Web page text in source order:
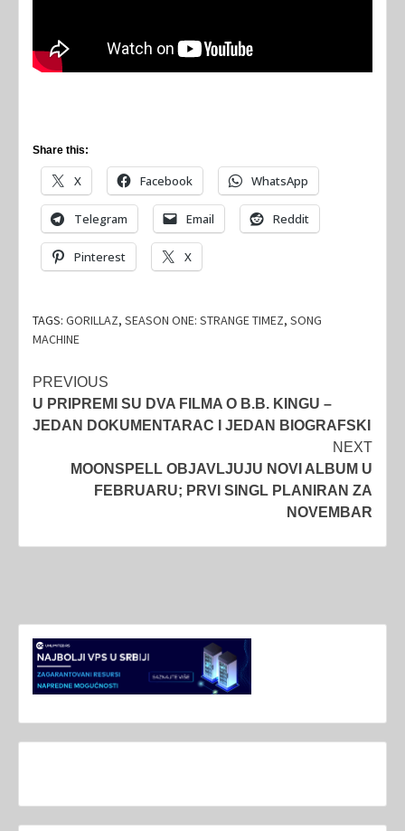
Share this:
X Facebook WhatsApp
Telegram Email Reddit
Pinterest X
TAGS: GORILLAZ, SEASON ONE: STRANGE TIMEZ, SONG
MACHINE
Post
navigation
PREVIOUS
U PRIPREMI SU DVA FILMA O B.B. KINGU –
JEDAN DOKUMENTARAC I JEDAN BIOGRAFSKI
NEXT
MOONSPELL OBJAVLJUJU NOVI ALBUM U
FEBRUARU; PRVI SINGL PLANIRAN ZA
NOVEMBAR